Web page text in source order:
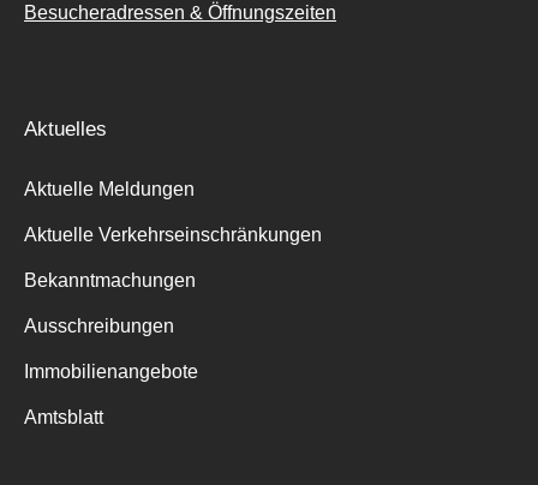
Besucheradressen & Öffnungszeiten
Aktuelles
Aktuelle Meldungen
Aktuelle Verkehrseinschränkungen
Bekanntmachungen
Ausschreibungen
Immobilienangebote
Amtsblatt